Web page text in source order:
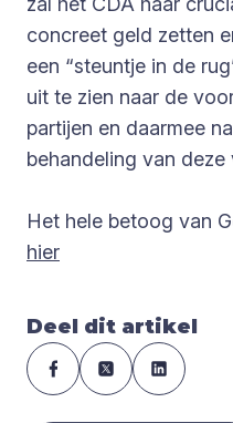
concreet geld zetten
een “steuntje in de
uit te zien naar de
partijen en daarmee
behandeling van
Het hele betoog van
hier
Deel dit artikel